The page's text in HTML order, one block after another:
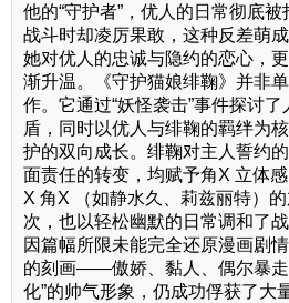
他的“守护者”，优人的日常彻底被
战斗时却凌厉果敢，这种反差萌
她对优人的忠诚与隐约的恋心，
渐升温。《守护猫娘绯鞠》并非
作。它通过“妖怪袭击”事件探讨
盾，同时以优人与绯鞠的羁绊为
护的双向成长。绯鞠对主人誓约
面责任的转变，均赋予角X 立体
X 角X （如静水久、莉兹丽特）
次，也以轻松幽默的日常调和了
因篇幅所限未能完全还原漫画剧
的刻画——傲娇、黏人、偶尔暴走
化”的帅气形象，仍成功俘获了大